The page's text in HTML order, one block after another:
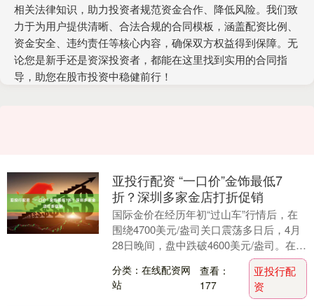
相关法律知识，助力投资者规范资金合作、降低风险。我们致
力于为用户提供清晰、合法合规的合同模板，涵盖配资比例、
资金安全、违约责任等核心内容，确保双方权益得到保障。无
论您是新手还是资深投资者，都能在这里找到实用的合同指
导，助您在股市投资中稳健前行！
亚投行配资 “一口价”金饰最低7
折？深圳多家金店打折促销
国际金价在经历年初“过山车”行情后，在
围绕4700美元/盎司关口震荡多日后，4月
28日晚间，盘中跌破4600美元/盎司。在这
轮金价波动中，向来以“不议价”著称的....
分类：在线配资网
站
查看：
177
亚投行配
资